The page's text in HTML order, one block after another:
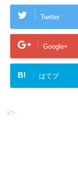
Twitter
Google+
B! はてブ
-